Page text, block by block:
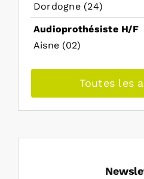
Dordogne (24)
Audioprothésiste H/F
Aisne (02)
Toutes les